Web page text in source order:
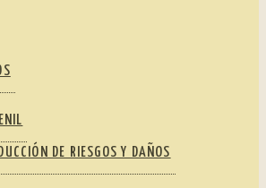
DE RIESGOS Y DAÑOS